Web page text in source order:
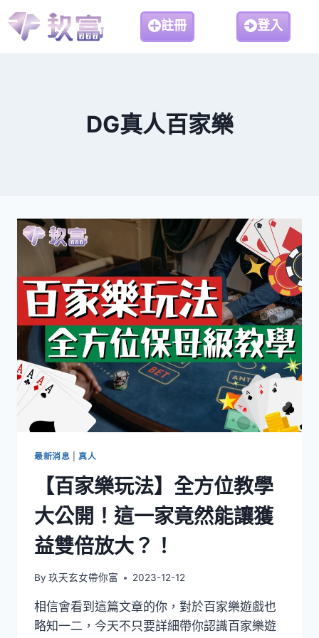
註冊 登入
DG真人百家樂
最新消息 |真人
【百家樂玩法】全方位教學
大公開！這一家竟然能讓獲
益雙倍放大？！
By 玖天玄女帶你富 2023-12-12
相信會看到這篇文章的你，對於百家樂遊戲也
略知一二，今天不只要詳細帶你認識百家樂遊